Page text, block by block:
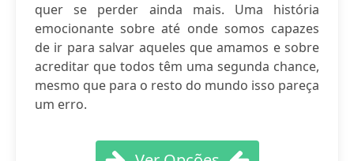
quer se perder ainda mais. Uma história
emocionante sobre até onde somos capazes
de ir para salvar aqueles que amamos e sobre
acreditar que todos têm uma segunda chance,
mesmo que para o resto do mundo isso pareça
um erro.